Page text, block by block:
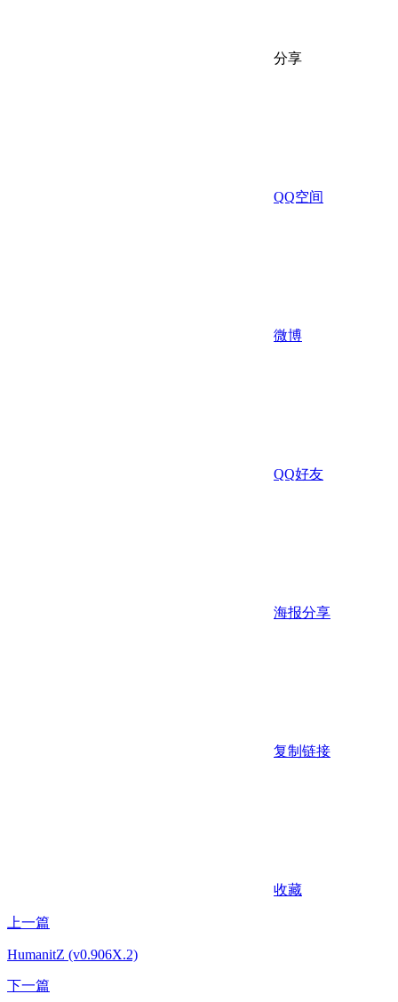
分享
QQ空间
微博
QQ好友
海报分享
复制链接
收藏
上一篇
HumanitZ (v0.906X.2)
下一篇